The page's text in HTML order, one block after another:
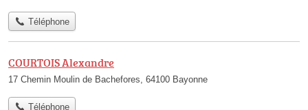
Téléphone
COURTOIS Alexandre
17 Chemin Moulin de Bachefores, 64100 Bayonne
Téléphone